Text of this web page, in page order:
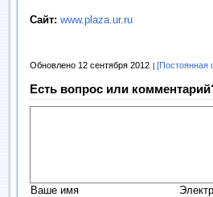
Сайт: www.plaza.ur.ru
Обновлено 12 сентября 2012 [Постоянная
Есть вопрос или
Ваше имя